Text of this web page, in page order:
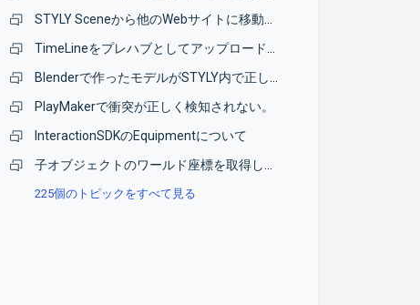
PlayMakerで衝突が正しく検知されない。
InteractionSDKのEquipmentについて
225個のトピックをすべて見る